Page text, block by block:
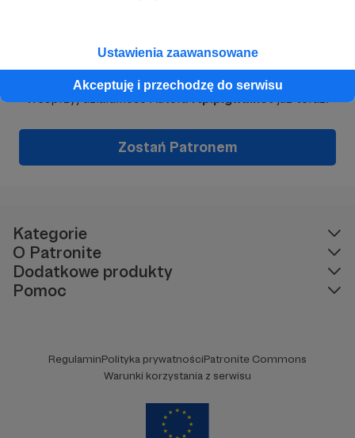
Ustawienia zaawansowane
Akceptuję i przechodzę do serwisu
Dołącz do grona Patronów!
Zostań Patronem
Kategorie
O Patronite
Dodatkowe produkty
Pomoc
RegulaminPolityka prywatnościPatronite Commons
Warunki korzystania z serwisu